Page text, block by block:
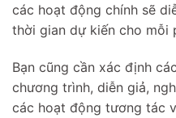
các hoạt động chính sẽ
thời gian dự kiến cho mỗi
Bạn cũng cần xác định
chương trình, diễn giả,
các hoạt động tương tác